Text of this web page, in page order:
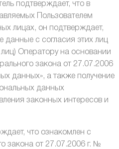
подтверждает, что в
Пользователем
лицах, он подтверждает,
данные с согласия этих лиц
лиц) Оператору на основании
закона от 27.07.2006
данных», а также получение
данных
законных интересов и
что ознакомлен с
закона от 27.07.2006 г. №